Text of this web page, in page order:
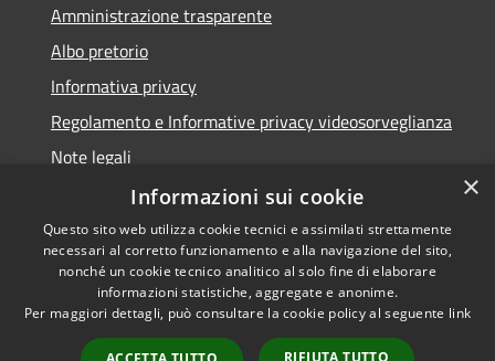
Amministrazione trasparente
Albo pretorio
Informativa privacy
Regolamento e Informative privacy videosorveglianza
Note legali
Dichiarazione di accessibilità
RSS
Accessibilità
Copyright © 2026 • Comune di
Rottofreno • Powered by
×
Informazioni sui cookie
Questo sito web utilizza cookie tecnici e assimilati strettamente
necessari al corretto funzionamento e alla navigazione del sito,
nonché un cookie tecnico analitico al solo fine di elaborare
informazioni statistiche, aggregate e anonime.
Per maggiori dettagli, può consultare la cookie policy al seguente link
RIFIUTA TUTTO